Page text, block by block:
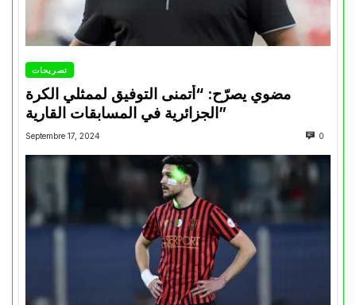
تصريحات
مضوي يصرّح: “أتمنى التوفيق لممثلي الكرة
الجزائرية في المسابقات القارية”
Septembre 17, 2024 0